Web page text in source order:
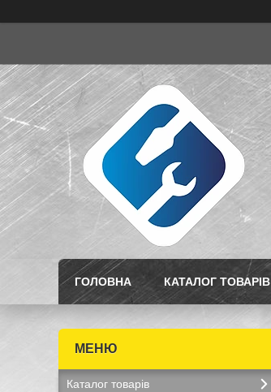
ГОЛОВНА КАТАЛОГ ТОВАРІВ
Каталог товарів